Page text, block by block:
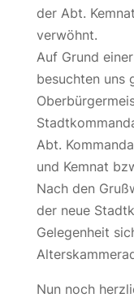
der Abt.
verwöhnt.
Auf Grund
besuchten uns
Abt.
und Kemnat
Nach den
der neue
Gelegenheit
Nun noch